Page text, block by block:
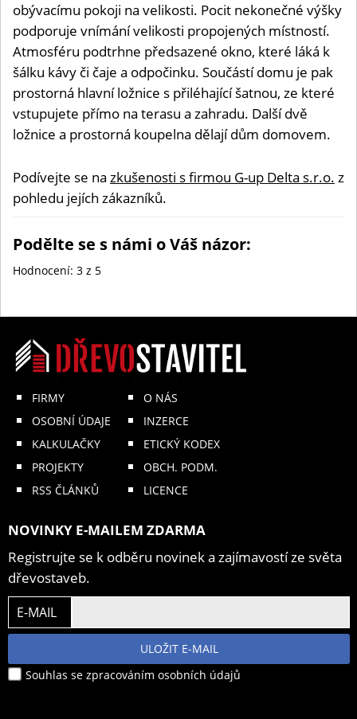
obývacímu pokoji na velikosti. Pocit nekonečné výšky
podporuje vnímání velikosti propojených místností.
Atmosféru podtrhne předsazené okno, které láká k
šálku kávy či čaje a odpočinku. Součástí domu je pak
prostorná hlavní ložnice s přiléhající šatnou, ze které
vstupujete přímo na terasu a zahradu. Další dvě
ložnice a prostorná koupelna dělají dům domovem.
Podívejte se na zkušenosti s firmou G-up Delta s.r.o. z
pohledu jejích zákazníků.
Podělte se s námi o Váš názor:
Hodnocení: 3 z 5
FIRMY
OSOBNÍ ÚDAJE
KALKULAČKY
PROJEKTY
RSS ČLÁNKŮ
O NÁS
INZERCE
ETICKÝ KODEX
OBCH. PODM.
LICENCE
NOVINKY E-MAILEM ZDARMA
Registrujte se k odběru novinek a zajímavostí ze světa
dřevostaveb.
E-MAIL
ULOŽIT E-MAIL
Souhlas se zpracováním osobních údajů